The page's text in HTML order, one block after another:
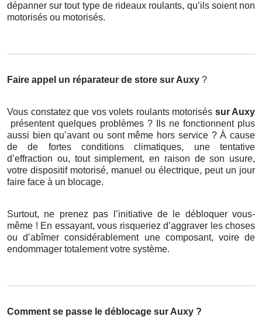
dépanner sur tout type de rideaux roulants, qu’ils soient non
motorisés ou motorisés.
Faire appel un réparateur de store sur Auxy ?
Vous constatez que vos volets roulants motorisés sur Auxy
présentent quelques problèmes ? Ils ne fonctionnent plus
aussi bien qu’avant ou sont même hors service ? À cause
de de fortes conditions climatiques, une tentative
d’effraction ou, tout simplement, en raison de son usure,
votre dispositif motorisé, manuel ou électrique, peut un jour
faire face à un blocage.
Surtout, ne prenez pas l’initiative de le débloquer vous-
même ! En essayant, vous risqueriez d’aggraver les choses
ou d’abîmer considérablement une composant, voire de
endommager totalement votre système.
Comment se passe le déblocage sur Auxy ?